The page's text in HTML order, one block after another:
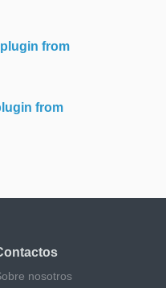
from
from
nosotros